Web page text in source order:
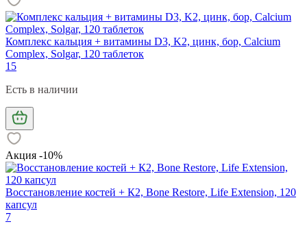
Комплекс кальция + витамины D3, K2, цинк, бор, Calcium
Complex, Solgar, 120 таблеток
15
Есть в наличии
Акция -10%
Восстановление костей + К2, Bone Restore, Life Extension, 120
капсул
7